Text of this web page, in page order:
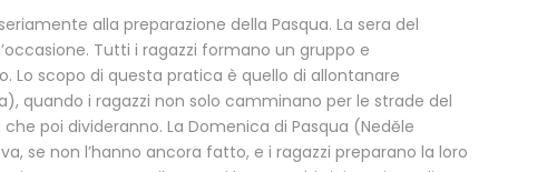
alla preparazione della Pasqua. La sera del
Tutti i ragazzi formano un gruppo e
Lo scopo di questa pratica è quello di allontanare
quando i ragazzi non solo camminano per le strade del
poi divideranno. La Domenica di Pasqua (Neděle
se non l’hanno ancora fatto, e i ragazzi preparano la loro